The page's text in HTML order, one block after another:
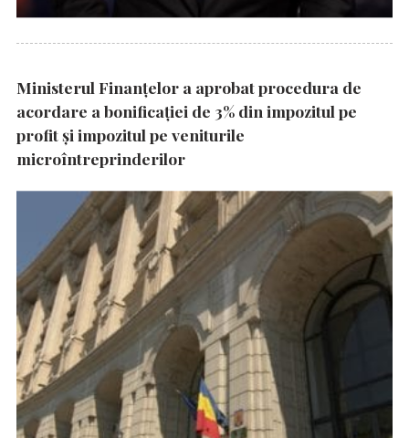
Ministerul Finanțelor a aprobat procedura de
acordare a bonificației de 3% din impozitul pe
profit și impozitul pe veniturile
microîntreprinderilor